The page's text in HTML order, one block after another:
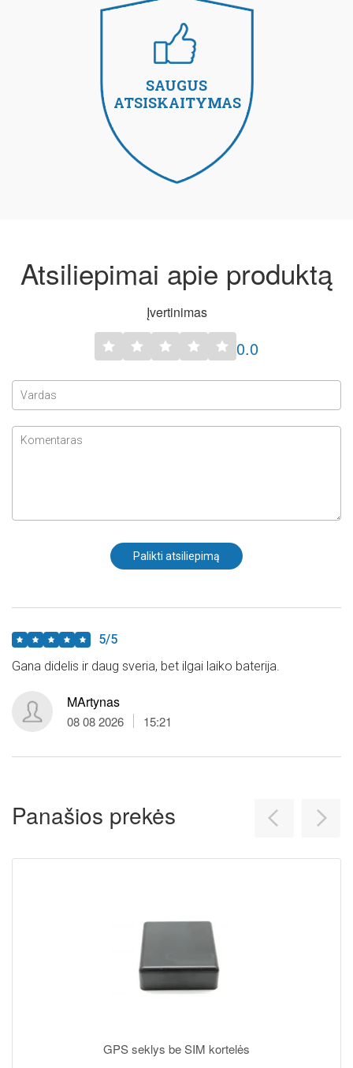
SAUGUS
ATSISKAITYMAS
Atsiliepimai apie produktą
Įvertinimas
0.0
5/5
Gana didelis ir daug sveria, bet ilgai laiko baterija.
MArtynas
08 08 2026 15:21
Panašios prekės
GPS seklys be SIM kortelės